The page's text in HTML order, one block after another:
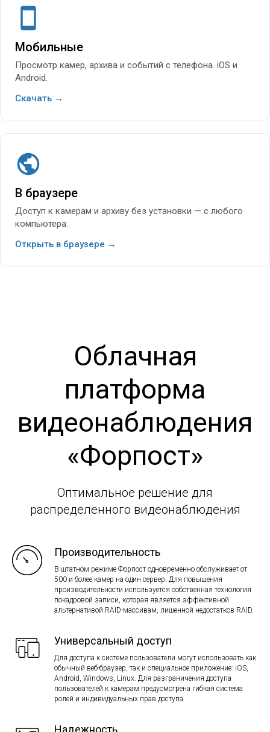
Мобильные
Просмотр камер, архива и событий с телефона. iOS и
Android.
Скачать →
В браузере
Доступ к камерам и архиву без установки — с любого
компьютера.
Открыть в браузере →
Облачная
платформа
видеонаблюдения
«Форпост»
Оптимальное решение для
распределенного видеонаблюдения
Производительность
В штатном режиме Форпост одновременно обслуживает от
500 и более камер на один сервер. Для повышения
производительности используется собственная технология
покадровой записи, которая является эффективной
альтернативой RAID-массивам, лишенной недостатков RAID.
Универсальный доступ
Для доступа к системе пользователи могут использовать как
обычный веб-браузер, так и специальное приложение: iOS,
Android, Windows, Linux. Для разграничения доступа
пользователей к камерам предусмотрена гибкая система
ролей и индивидуальных прав доступа.
Надежность